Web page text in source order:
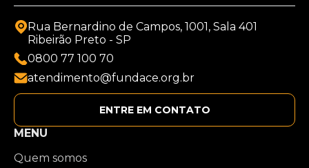
Rua Bernardino de Campos, 1001, Sala 401
Ribeirão Preto - SP
0800 77 100 70
atendimento@fundace.org.br
ENTRE EM CONTATO
MENU
Quem somos